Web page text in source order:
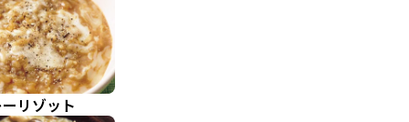
リゾット